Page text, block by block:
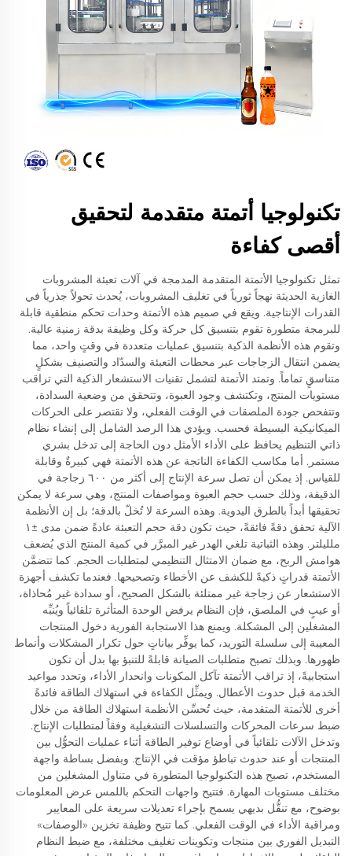
تكنولوجيا أتمتة متقدمة لتحقيق
أقصى كفاءة
تمثل تكنولوجيا الأتمتة المتقدمة المدمجة في آلات تعبئة المشروبات
الغازية الحديثة نهجاً ثورياً في تغليف المشروبات، يُحدث تحولاً جذرياً في
القدرات الإنتاجية. ويقع في صميم هذه الأتمتة وحدات تحكم منطقية قابلة
للبرمجة متطورة تقوم بتنسيق كل حركة وكل وظيفة بدقة زمنية عالية.
وتقوم هذه الأنظمة الذكية بتنسيق عمليات متعددة في وقتٍ واحد، مما
يضمن انتقال الزجاجات عبر محطات التعبئة والسدّاد والتصنيف بشكلٍ
متناسقٍ تماماً. وتمتد الأتمتة لتشمل تقنيات الاستشعار الذكية التي تراقب
مستويات المنتج، وتكتشف وجود العبوة، وتتحقق من وضعية السدادة،
وتتفحص جودة الملصقات في الوقت الفعلي، ولا تقتصر على الحركات
الميكانيكية البسيطة فحسب. ويؤدي هذا الرصد الشامل إلى إنشاء نظام
ذاتي التنظيم يحافظ على الأداء الأمثل دون الحاجة إلى تدخل بشري
مستمر. أما مكاسب الكفاءة الناتجة عن هذه الأتمتة فهي كبيرةٌ وقابلة
للقياس. إذ يمكن أن تصل سرعة الإنتاج إلى أكثر من ٦٠٠ زجاجة في
الدقيقة، وذلك حسب حجم العبوة ومواصفات المنتج، وهي سرعة لا يمكن
تحقيقها أبداً بالطرق اليدوية. وهذه السرعة لا تُخلّ بالدقة؛ بل إن الأنظمة
الآلية تحقق دقةً فائقةً، حيث تكون دقة حجم التعبئة عادةً ضمن مدى ±١
ملليلتر. وهذه الثباتية تلغي الهدر غير المبرَّر في كمية المنتج الذي يُضعف
هوامش الربح، مع ضمان الامتثال التنظيمي لمتطلبات الحجم. كما تتضمَّن
الأتمتة قدراتٍ ذكيةً للكشف عن الأخطاء وتصحيحها. فعندما تكشف أجهزة
الاستشعار عن زجاجة غير ممتلئة بالشكل الصحيح، أو سدادة غير مُحاذاة،
أو عيبٍ في الملصق، فإن النظام يرفض الوحدة المتأثرة تلقائياً ويُنبِّه
المشغلين إلى المشكلة. ويمنع هذا الاستجابة الفورية دخول المنتجات
المعيبة إلى سلسلة التوريد، كما يوفِّر بياناتٍ حول تكرار المشكلات وأنماط
ظهورها. وبذلك تصبح متطلبات الصيانة قابلةً للتنبؤ بها بدل أن تكون
استجابيةً، إذ تراقب الأتمتة تآكل المكونات وانحدار الأداء، وتحدد مواعيد
الخدمة قبل حدوث الأعطال. ويمثِّل الكفاءة في استهلاك الطاقة فائدةً
أخرى للأتمتة المتقدمة، حيث تُحسِّن الأنظمة استهلاك الطاقة من خلال
ضبط سرعات المحركات والتسلسلات التشغيلية وفقاً لمتطلبات الإنتاج.
وتدخل الآلات تلقائياً في أوضاع توفير الطاقة أثناء عمليات التحوُّل بين
المنتجات أو عند حدوث تباطؤ مؤقت في الإنتاج. وبفضل بساطة واجهة
المستخدم، تصبح هذه التكنولوجيا المتطورة في متناول المشغلين من
مختلف مستويات المهارة. فتتيح واجهات التحكم باللمس عرض المعلومات
بوضوح، مع تنقُّل بديهي يسمح بإجراء تعديلات سريعة على المعايير
ومراقبة الأداء في الوقت الفعلي. كما تتيح وظيفة تخزين «الوصفات»
التبديل الفوري بين منتجات وتكوينات تغليف مختلفة، مع ضبط النظام